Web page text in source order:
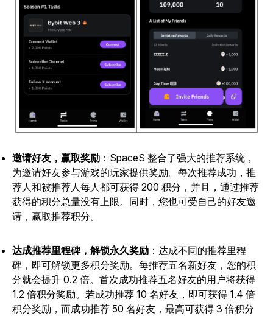
邀请好友，赢取奖励 ： SpaceS 整合了强大的推荐系统，
为邀请好友参与游戏的玩家提供奖励。每次推荐成功，推
荐人和被推荐人每人都可获得 200 积分，并且，通过推荐
获得的积分总量没有上限。同时，您也可受自己的好友邀
请，赢取推荐积分。
达成推荐里程碑，解锁永久奖励 ：达成不同的推荐里程
碑，即可解锁更多积分奖励。每推荐五名新好友，您的积
分就会提升 0.2 倍。首次成功推荐五名好友的用户将获得
1.2 倍积分奖励。若成功推荐 10 名好友，即可获得 1.4 倍
积分奖励，而成功推荐 50 名好友，最高可获得 3 倍积分